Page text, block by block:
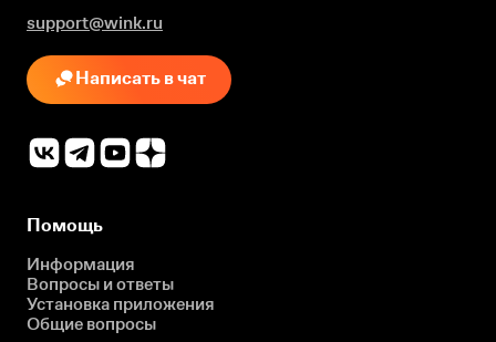
support@wink.ru
Написать в чат
Помощь
Информация
Вопросы и ответы
Установка приложения
Общие вопросы